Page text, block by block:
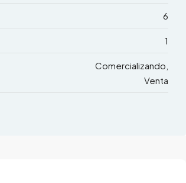
6
1
Comercializando,
Venta